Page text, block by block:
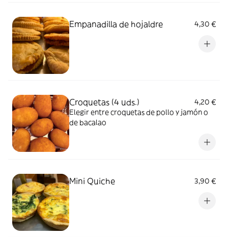
Empanadilla de hojaldre 4,30 €
Croquetas (4 uds.)
4,20 €
Elegir entre croquetas de pollo y jamón o
de bacalao
Mini Quiche 3,90 €